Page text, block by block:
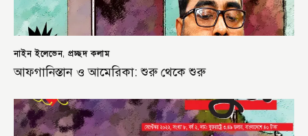
নাইন ইলেভেন,প্রচ্ছদ কলাম
আফগানিস্তান ও আমেরিকা: শুরু থেকে শুরু